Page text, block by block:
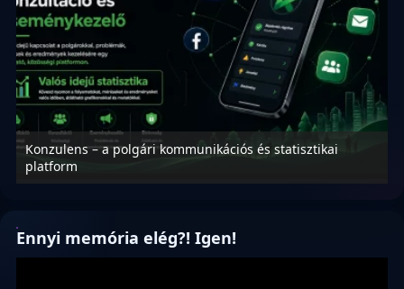
Konzulens – a polgári kommunikációs és statisztikai
platform
Ennyi memória elég?! Igen!